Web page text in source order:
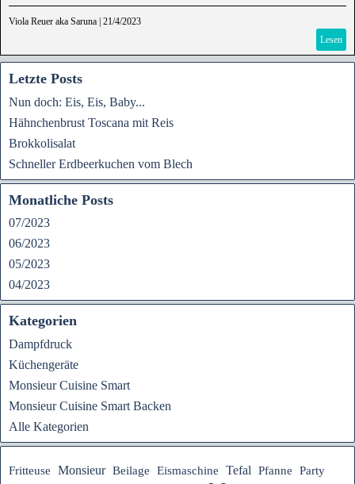
Viola Reuer aka Saruna 21/4/2023
Lesen
Letzte Posts
Nun doch: Eis, Eis, Baby...
Hähnchenbrust Toscana mit Reis
Brokkolisalat
Schneller Erdbeerkuchen vom Blech
Monatliche Posts
07/2023
06/2023
05/2023
04/2023
Kategorien
Dampfdruck
Küchengeräte
Monsieur Cuisine Smart
Monsieur Cuisine Smart Backen
Alle Kategorien
Fritteuse Monsieur Beilage Eismaschine Tefal Pfanne Party